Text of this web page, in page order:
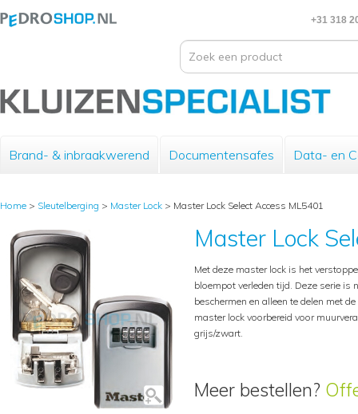
+31 318
Brand- & inbraakwerend Documentensafes Data- en
Home > Sleutelberging > Master Lock > Master Lock Select Access ML5401
Master Lock
Met deze master lock is het
bloempot verleden tijd. Deze serie
beschermen en alleen te delen met
master lock voorbereid voor
grijs/zwart.
Meer bestellen?